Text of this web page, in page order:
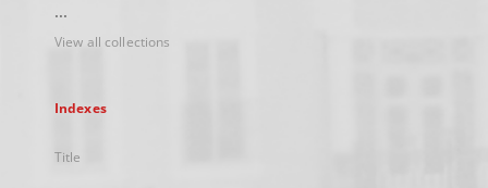
...
View all collections
Indexes
Title